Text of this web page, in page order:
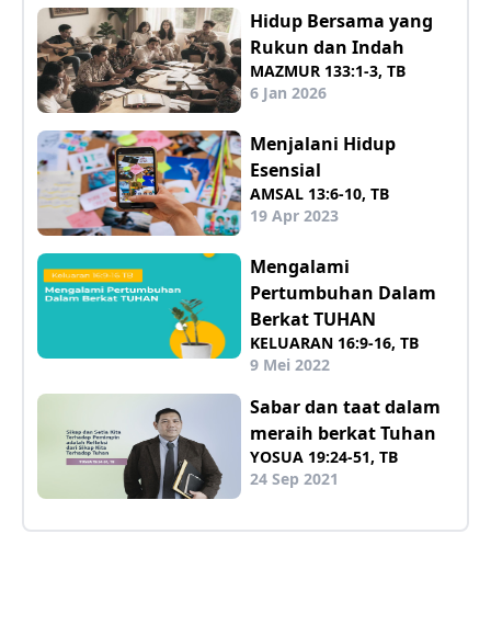
Hidup Bersama yang
Rukun dan Indah
MAZMUR 133:1-3, TB
6 Jan 2026
Menjalani Hidup
Esensial
AMSAL 13:6-10, TB
19 Apr 2023
Mengalami
Pertumbuhan Dalam
Berkat TUHAN
KELUARAN 16:9-16, TB
9 Mei 2022
Sabar dan taat dalam
meraih berkat Tuhan
YOSUA 19:24-51, TB
24 Sep 2021